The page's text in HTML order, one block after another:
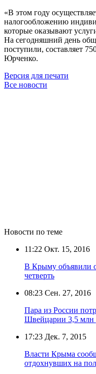
«В этом году
налогообложению
которые оказывают
На сегодняшний день
поступили, составляет
Юрченко.
Версия для печати
Все новости
Новости по теме
11:22 Окт. 15, 2016
В Крыму объявили о
четверть
08:23 Сен. 27, 2016
Пара из России
Швейцарии 3,5 млн
17:23 Дек. 7, 2015
Власти Крыма
отдохнувших на